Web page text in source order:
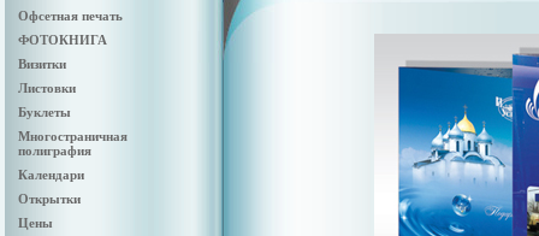
Офсетная печать
ФОТОКНИГА
Визитки
Листовки
Буклеты
Многостраничная
полиграфия
Календари
Открытки
Цены